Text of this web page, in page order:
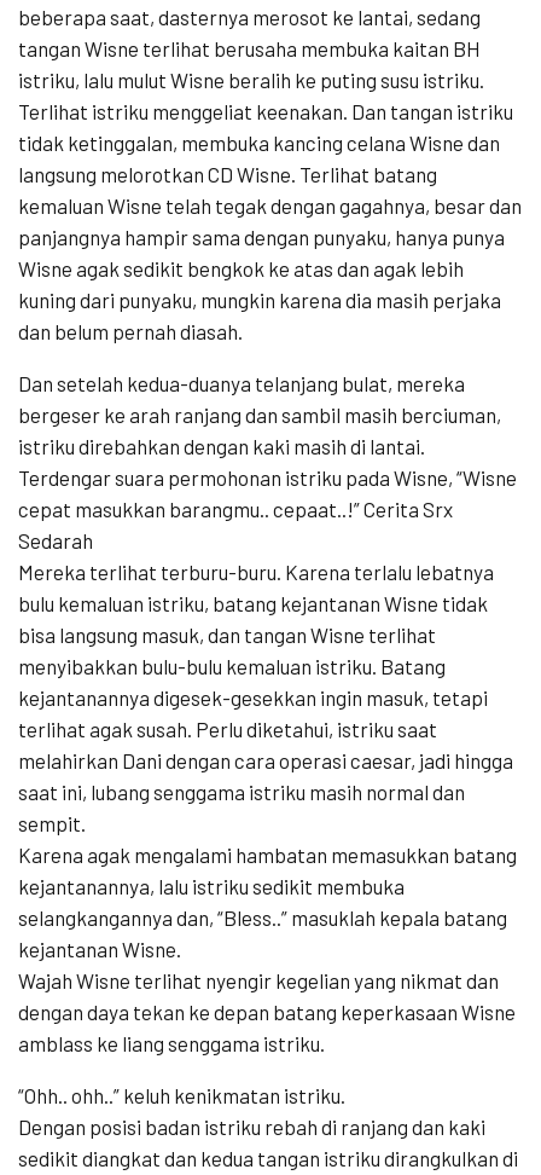
beberapa saat, dasternya merosot ke lantai, sedang
tangan Wisne terlihat berusaha membuka kaitan BH
istriku, lalu mulut Wisne beralih ke puting susu istriku.
Terlihat istriku menggeliat keenakan. Dan tangan istriku
tidak ketinggalan, membuka kancing celana Wisne dan
langsung melorotkan CD Wisne. Terlihat batang
kemaluan Wisne telah tegak dengan gagahnya, besar dan
panjangnya hampir sama dengan punyaku, hanya punya
Wisne agak sedikit bengkok ke atas dan agak lebih
kuning dari punyaku, mungkin karena dia masih perjaka
dan belum pernah diasah.
Dan setelah kedua-duanya telanjang bulat, mereka
bergeser ke arah ranjang dan sambil masih berciuman,
istriku direbahkan dengan kaki masih di lantai.
Terdengar suara permohonan istriku pada Wisne, “Wisne
cepat masukkan barangmu.. cepaat..!” Cerita Srx
Sedarah
Mereka terlihat terburu-buru. Karena terlalu lebatnya
bulu kemaluan istriku, batang kejantanan Wisne tidak
bisa langsung masuk, dan tangan Wisne terlihat
menyibakkan bulu-bulu kemaluan istriku. Batang
kejantanannya digesek-gesekkan ingin masuk, tetapi
terlihat agak susah. Perlu diketahui, istriku saat
melahirkan Dani dengan cara operasi caesar, jadi hingga
saat ini, lubang senggama istriku masih normal dan
sempit.
Karena agak mengalami hambatan memasukkan batang
kejantanannya, lalu istriku sedikit membuka
selangkangannya dan, “Bless..” masuklah kepala batang
kejantanan Wisne.
Wajah Wisne terlihat nyengir kegelian yang nikmat dan
dengan daya tekan ke depan batang keperkasaan Wisne
amblass ke liang senggama istriku.
“Ohh.. ohh..” keluh kenikmatan istriku.
Dengan posisi badan istriku rebah di ranjang dan kaki
sedikit diangkat dan kedua tangan istriku dirangkulkan di